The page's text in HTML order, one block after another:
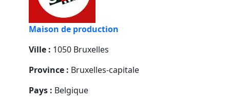
Maison de production
Ville : 1050 Bruxelles
Province : Bruxelles-capitale
Pays : Belgique